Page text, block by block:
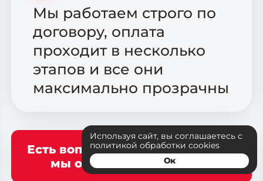
Мы работаем строго по
договору, оплата
проходит в несколько
этапов и все они
максимально прозрачны
Есть вопрос? Задайте его нам, а
мы оперативно ответим!
Используя сайт, вы соглашаетесь с
политикой обработки cookies
Ок